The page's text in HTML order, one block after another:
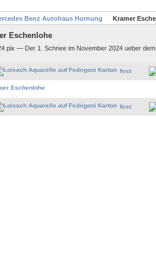
Benz Autohaus Hornung Kramer
Eschenlohe
pix — Der 1. Schnee im November 2024 ueber
first
first